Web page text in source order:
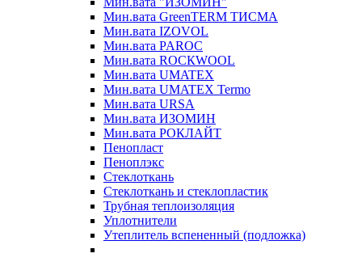
Мин.вата GreenTERM ТИСМА
Мин.вата IZOVOL
Мин.вата PAROC
Мин.вата ROCКWOOL
Мин.вата UMATEX
Мин.вата UMATEX Termo
Мин.вата URSA
Мин.вата ИЗОМИН
Мин.вата РОКЛАЙТ
Пенопласт
Пеноплэкс
Стеклоткань
Стеклоткань и стеклопластик
Трубная теплоизоляция
Уплотнители
Утеплитель вспененный (подложка)